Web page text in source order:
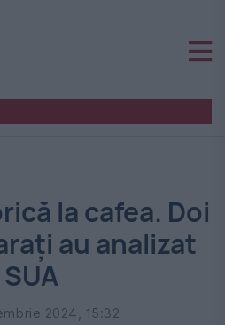
la cafea. Doi
au analizat
2024, 15:32